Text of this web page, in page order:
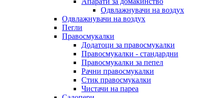
Одвлажнувачи на воздух
Одвлажнувачи на воздух
Пегли
Правосмукалки
Додатоци за правосмукалки
Правосмукалки - стандардни
Правосмукалки за пепел
Рачни правосмукалки
Стик правосмукалки
Чистачи на пареа